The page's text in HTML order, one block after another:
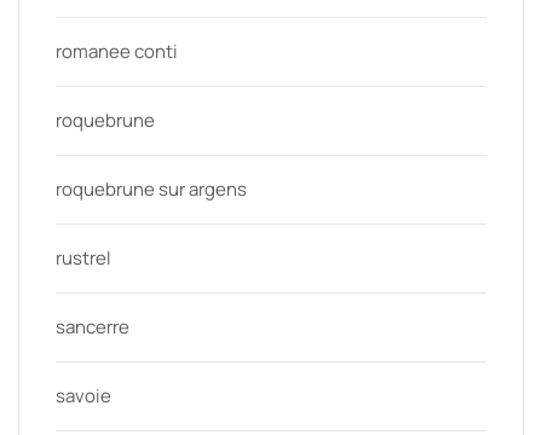
romanee conti
roquebrune
roquebrune sur argens
rustrel
sancerre
savoie